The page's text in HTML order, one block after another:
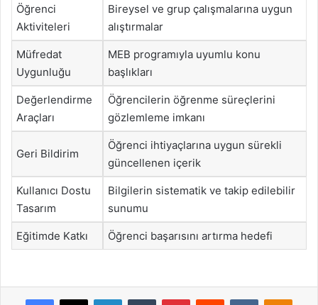
Öğrenci
Aktiviteleri
Bireysel ve grup çalışmalarına uygun
alıştırmalar
Müfredat
Uygunluğu
MEB programıyla uyumlu konu
başlıkları
Değerlendirme
Araçları
Öğrencilerin öğrenme süreçlerini
gözlemleme imkanı
Geri Bildirim
Öğrenci ihtiyaçlarına uygun sürekli
güncellenen içerik
Kullanıcı Dostu
Tasarım
Bilgilerin sistematik ve takip edilebilir
sunumu
Eğitimde Katkı Öğrenci başarısını artırma hedefi
Facebook
X LinkedInTumblr PinterestReddit VKontakte